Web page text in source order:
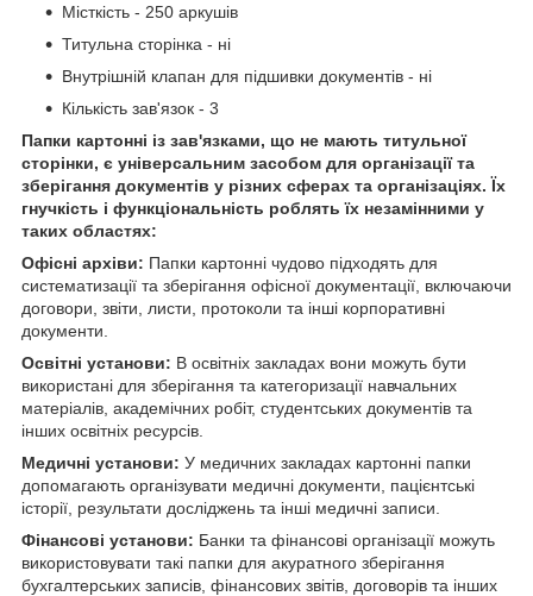
Місткість - 250 аркушів
Титульна сторінка - ні
Внутрішній клапан для підшивки документів - ні
Кількість зав'язок - 3
Папки картонні із зав'язками, що не мають титульної
сторінки, є універсальним засобом для організації та
зберігання документів у різних сферах та організаціях. Їх
гнучкість і функціональність роблять їх незамінними у
таких областях:
Офісні архіви: Папки картонні чудово підходять для
систематизації та зберігання офісної документації, включаючи
договори, звіти, листи, протоколи та інші корпоративні
документи.
Освітні установи: В освітніх закладах вони можуть бути
використані для зберігання та категоризації навчальних
матеріалів, академічних робіт, студентських документів та
інших освітніх ресурсів.
Медичні установи: У медичних закладах картонні папки
допомагають організувати медичні документи, пацієнтські
історії, результати досліджень та інші медичні записи.
Фінансові установи: Банки та фінансові організації можуть
використовувати такі папки для акуратного зберігання
бухгалтерських записів, фінансових звітів, договорів та інших